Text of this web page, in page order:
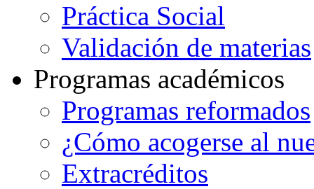
Práctica Social
Validación de materias
Programas académicos
Programas reformados
¿Cómo acogerse al
Extracréditos